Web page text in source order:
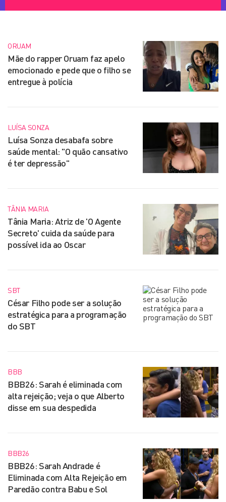
ORUAM
Mãe do rapper Oruam faz apelo
emocionado e pede que o filho se
entregue à polícia
LUÍSA SONZA
Luísa Sonza desabafa sobre
saúde mental: "O quão cansativo
é ter depressão"
TÂNIA MARIA
Tânia Maria: Atriz de 'O Agente
Secreto' cuida da saúde para
possível ida ao Oscar
SBT
César Filho pode ser a solução
estratégica para a programação
do SBT
BBB
BBB26: Sarah é eliminada com
alta rejeição; veja o que Alberto
disse em sua despedida
BBB26
BBB26: Sarah Andrade é
Eliminada com Alta Rejeição em
Paredão contra Babu e Sol